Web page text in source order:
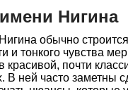
Нигина
обычно
и тонкого чувства
красивой, почти
В ней часто заметны